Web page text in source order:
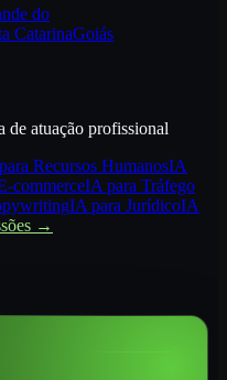
do
CatarinaGoiás
de atuação profissional
Recursos HumanosIA
commerceIA para Tráfego
IA para JurídicoIA
→